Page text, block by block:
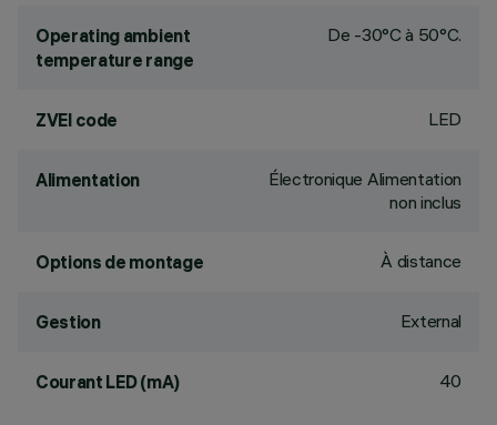
Operating ambient
temperature range
De -30°C à 50°C.
ZVEI code LED
Alimentation
Électronique Alimentation
non inclus
Options de montage À distance
Gestion External
Courant LED (mA) 40